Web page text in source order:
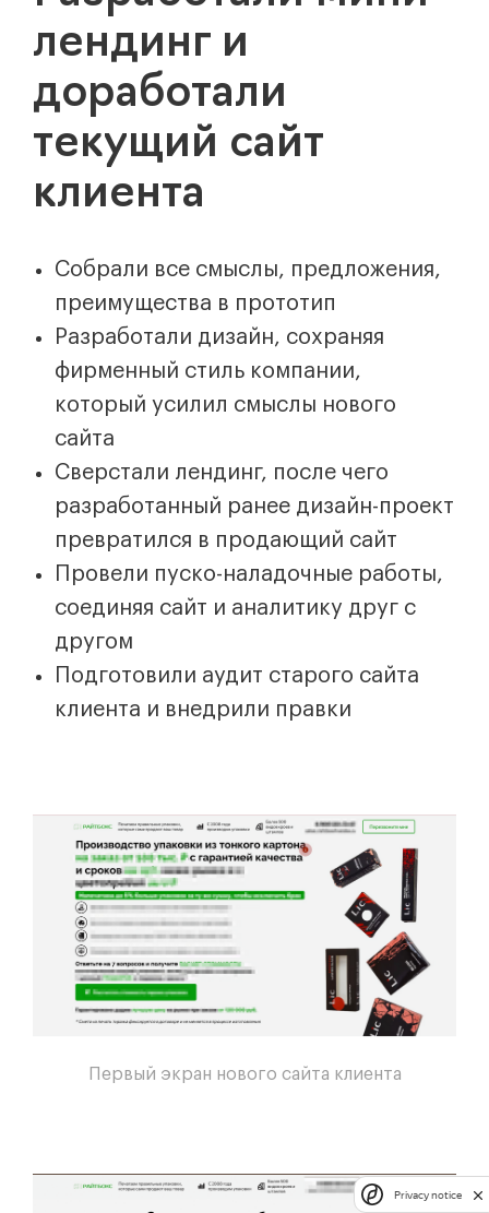
лендинг и
доработали
текущий сайт
клиента
Собрали все смыслы, предложения,
преимущества в прототип
Разработали дизайн, сохраняя
фирменный стиль компании,
который усилил смыслы нового
сайта
Сверстали лендинг, после чего
разработанный ранее дизайн-проект
превратился в продающий сайт
Провели пуско-наладочные работы,
соединяя сайт и аналитику друг с
другом
Подготовили аудит старого сайта
клиента и внедрили правки
Первый экран нового сайта клиента
Privacy notice